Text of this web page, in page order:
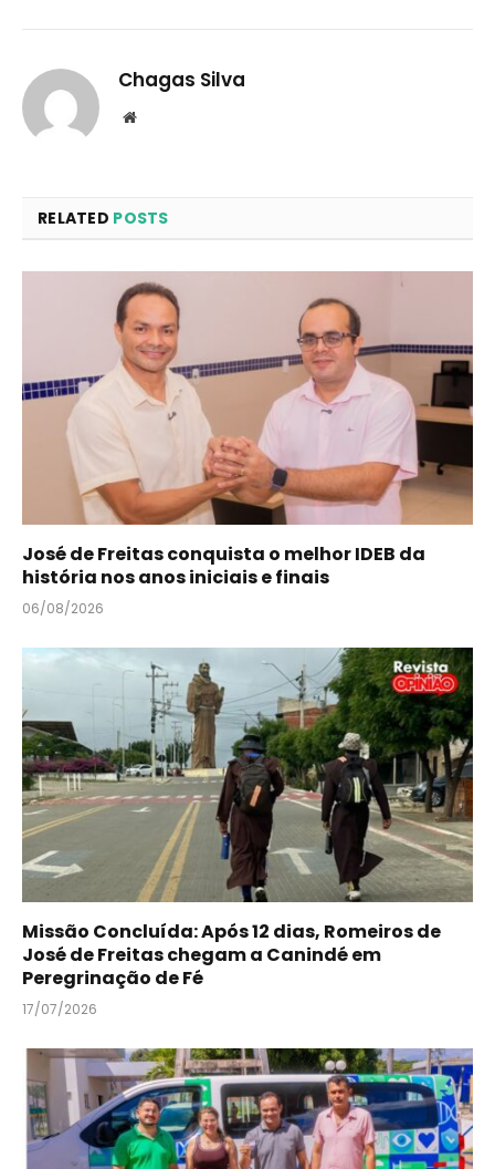
Chagas Silva
Website
RELATED POSTS
José de Freitas conquista o melhor IDEB da
história nos anos iniciais e finais
06/08/2026
Missão Concluída: Após 12 dias, Romeiros de
José de Freitas chegam a Canindé em
Peregrinação de Fé
17/07/2026